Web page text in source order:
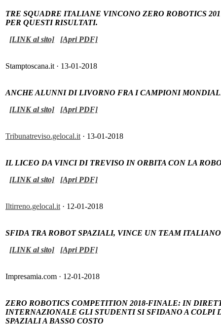
TRE SQUADRE ITALIANE VINCONO ZERO ROBOTICS
PER QUESTI RISULTATI.
[LINK al sito]
[Apri PDF]
Stamptoscana.it · 13-01-2018
ANCHE ALUNNI DI LIVORNO FRA I CAMPIONI
[LINK al sito]
[Apri PDF]
Tribunatreviso.gelocal.it · 13-01-2018
IL LICEO DA VINCI DI TREVISO IN ORBITA CON LA
[LINK al sito]
[Apri PDF]
Iltirreno.gelocal.it · 12-01-2018
SFIDA TRA ROBOT SPAZIALI, VINCE UN TEAM
[LINK al sito]
[Apri PDF]
Impresamia.com · 12-01-2018
ZERO ROBOTICS COMPETITION 2018-FINALE: IN
INTERNAZIONALE GLI STUDENTI SI SFIDANO A COLPI
SPAZIALI A BASSO COSTO